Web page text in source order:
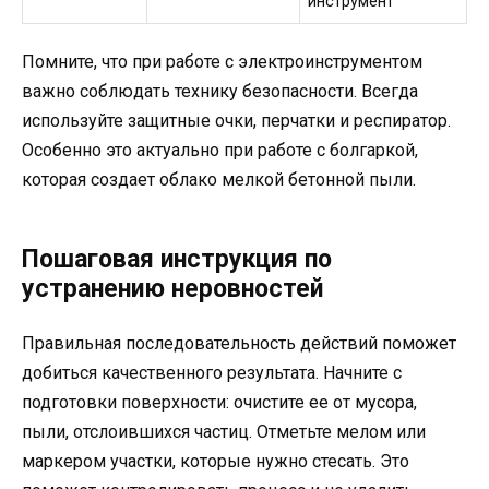
Помните, что при работе с электроинструментом
важно соблюдать технику безопасности. Всегда
используйте защитные очки, перчатки и респиратор.
Особенно это актуально при работе с болгаркой,
которая создает облако мелкой бетонной пыли.
Пошаговая инструкция по
устранению неровностей
Правильная последовательность действий поможет
добиться качественного результата. Начните с
подготовки поверхности: очистите ее от мусора,
пыли, отслоившихся частиц. Отметьте мелом или
маркером участки, которые нужно стесать. Это